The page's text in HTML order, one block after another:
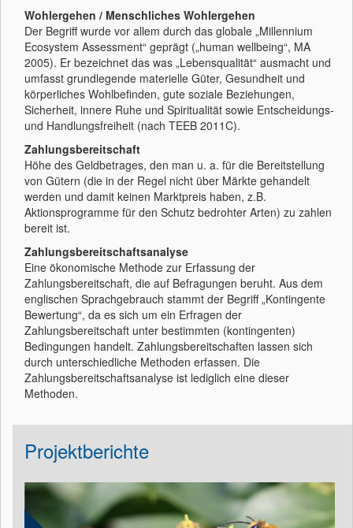
Wohlergehen / Menschliches Wohlergehen
Der Begriff wurde vor allem durch das globale „Millennium
Ecosystem Assessment“ geprägt („human wellbeing“, MA
2005). Er bezeichnet das was „Lebensqualität“ ausmacht und
umfasst grundlegende materielle Güter, Gesundheit und
körperliches Wohlbefinden, gute soziale Beziehungen,
Sicherheit, innere Ruhe und Spiritualität sowie Entscheidungs-
und Handlungsfreiheit (nach TEEB 2011C).
Zahlungsbereitschaft
Höhe des Geldbetrages, den man u. a. für die Bereitstellung
von Gütern (die in der Regel nicht über Märkte gehandelt
werden und damit keinen Marktpreis haben, z.B.
Aktionsprogramme für den Schutz bedrohter Arten) zu zahlen
bereit ist.
Zahlungsbereitschaftsanalyse
Eine ökonomische Methode zur Erfassung der
Zahlungsbereitschaft, die auf Befragungen beruht. Aus dem
englischen Sprachgebrauch stammt der Begriff „Kontingente
Bewertung“, da es sich um ein Erfragen der
Zahlungsbereitschaft unter bestimmten (kontingenten)
Bedingungen handelt. Zahlungsbereitschaften lassen sich
durch unterschiedliche Methoden erfassen. Die
Zahlungsbereitschaftsanalyse ist lediglich eine dieser
Methoden.
Projektberichte